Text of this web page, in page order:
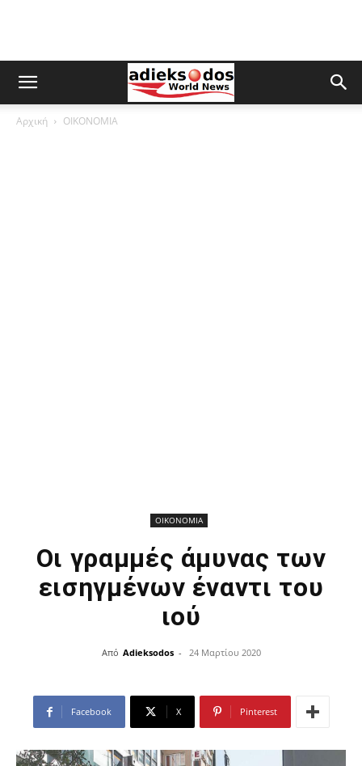
Αρχική ΟΙΚΟΝΟΜΙΑ
ΟΙΚΟΝΟΜΙΑ
Οι γραμμές άμυνας των
εισηγμένων έναντι του
ιού
Από Adieksodos - 24 Μαρτίου 2020
Facebook X Pinterest